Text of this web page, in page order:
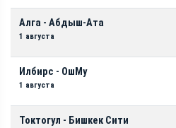
Алга - Абдыш-Ата
1 августа
Илбирс - ОшМу
1 августа
Токтогул - Бишкек Сити